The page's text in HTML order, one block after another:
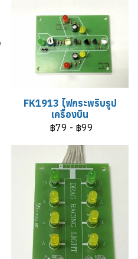
FK1913 ไฟกระพริบรูป
เครื่องบิน
฿79 - ฿99